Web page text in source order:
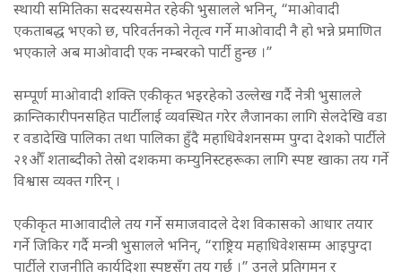
स्थायी समितिका सदस्यसमेत रहेकी भुसालले भनिन्, “माओवादी
एकताबद्ध भएको छ, परिवर्तनको नेतृत्व गर्ने माओवादी नै हो भन्ने प्रमाणित
भएकाले अब माओवादी एक नम्बरको पार्टी हुन्छ ।”
सम्पूर्ण माओवादी शक्ति एकीकृत भइरहेको उल्लेख गर्दै नेत्री भुसालले
क्रान्तिकारीपनसहित पार्टीलाई व्यवस्थित गरेर लैजानका लागि सेलदेखि वडा
र वडादेखि पालिका तथा पालिका हुँदै महाधिवेशनसम्म पुग्दा देशको पार्टीले
२१औँ शताब्दीको तेस्रो दशकमा कम्युनिस्टहरूका लागि स्पष्ट खाका तय गर्ने
विश्वास व्यक्त गरिन् ।
एकीकृत माआवादीले तय गर्ने समाजवादले देश विकासको आधार तयार
गर्ने जिकिर गर्दै मन्त्री भुसालले भनिन्, “राष्ट्रिय महाधिवेशसम्म आइपुग्दा
पार्टीले राजनीति कार्यदिशा स्पष्टसँग तय गर्छ ।” उनले प्रतिगमन र